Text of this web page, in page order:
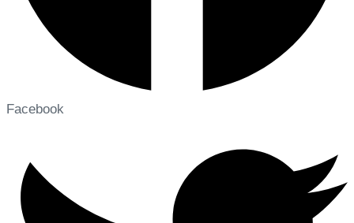
Facebook